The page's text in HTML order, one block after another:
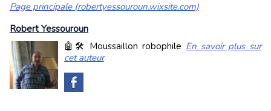
Page principale (robertyessouroun.wixsite.com)
Robert Yessouroun
🤖🛠️ Moussaillon robophile En savoir plus sur
cet auteur